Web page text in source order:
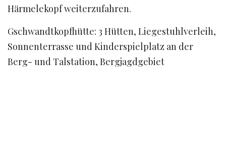
Härmelekopf weiterzufahren.
Gschwandtkopfhütte: 3 Hütten, Liegestuhlverleih,
Sonnenterrasse und Kinderspielplatz an der
Berg- und Talstation, Bergjagdgebiet